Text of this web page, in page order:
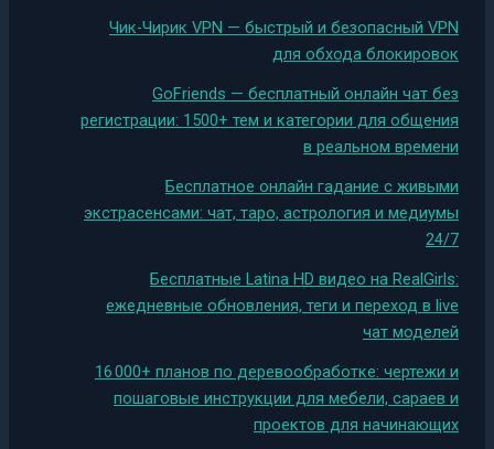
Чик-Чирик VPN — быстрый и безопасный VPN
для обхода блокировок
GoFriends — бесплатный онлайн чат без
регистрации: 1500+ тем и категории для общения
в реальном времени
Бесплатное онлайн гадание с живыми
экстрасенсами: чат, таро, астрология и медиумы
24/7
Бесплатные Latina HD видео на RealGirls:
ежедневные обновления, теги и переход в live
чат моделей
16 000+ планов по деревообработке: чертежи и
пошаговые инструкции для мебели, сараев и
проектов для начинающих